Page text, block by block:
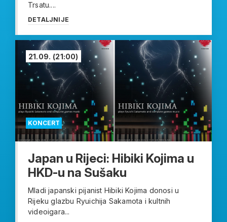
Trsatu....
DETALJNIJE
KONCERT
21.09. (21:00)
Japan u Rijeci: Hibiki Kojima u
HKD-u na Sušaku
Mladi japanski pijanist Hibiki Kojima donosi u
Rijeku glazbu Ryuichija Sakamota i kultnih
videoigara...